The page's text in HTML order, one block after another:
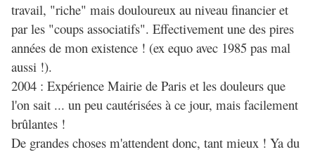
travail, "riche" mais douloureux au niveau financier et
par les "coups associatifs". Effectivement une des pires
années de mon existence ! (ex equo avec 1985 pas mal
aussi !).
2004 : Expérience Mairie de Paris et les douleurs que
l'on sait ... un peu cautérisées à ce jour, mais facilement
brûlantes !
De grandes choses m'attendent donc, tant mieux ! Ya du